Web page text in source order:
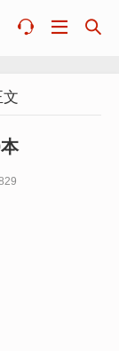



文